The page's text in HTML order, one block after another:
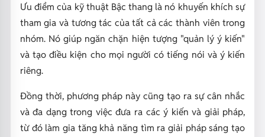
Ưu điểm của kỹ thuật Bậc thang là nó khuyến khích sự
tham gia và tương tác của tất cả các thành viên trong
nhóm. Nó giúp ngăn chặn hiện tượng "quản lý ý kiến"
và tạo điều kiện cho mọi người có tiếng nói và ý kiến
riêng.
Đồng thời, phương pháp này cũng tạo ra sự cân nhắc
và đa dạng trong việc đưa ra các ý kiến và giải pháp,
từ đó làm gia tăng khả năng tìm ra giải pháp sáng tạo